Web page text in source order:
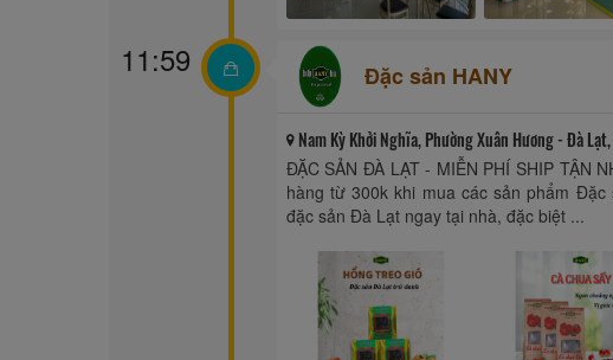
11:59 Đặc sản HANY
Nam Kỳ Khởi Nghĩa, Phường Xuân Hương - Đà
ĐẶC SẢN ĐÀ LẠT - MIỄN PHÍ SHIP TẬN
hàng từ 300k khi mua các sản phẩm
đặc sản Đà Lạt ngay tại nhà, đặc biệt ...